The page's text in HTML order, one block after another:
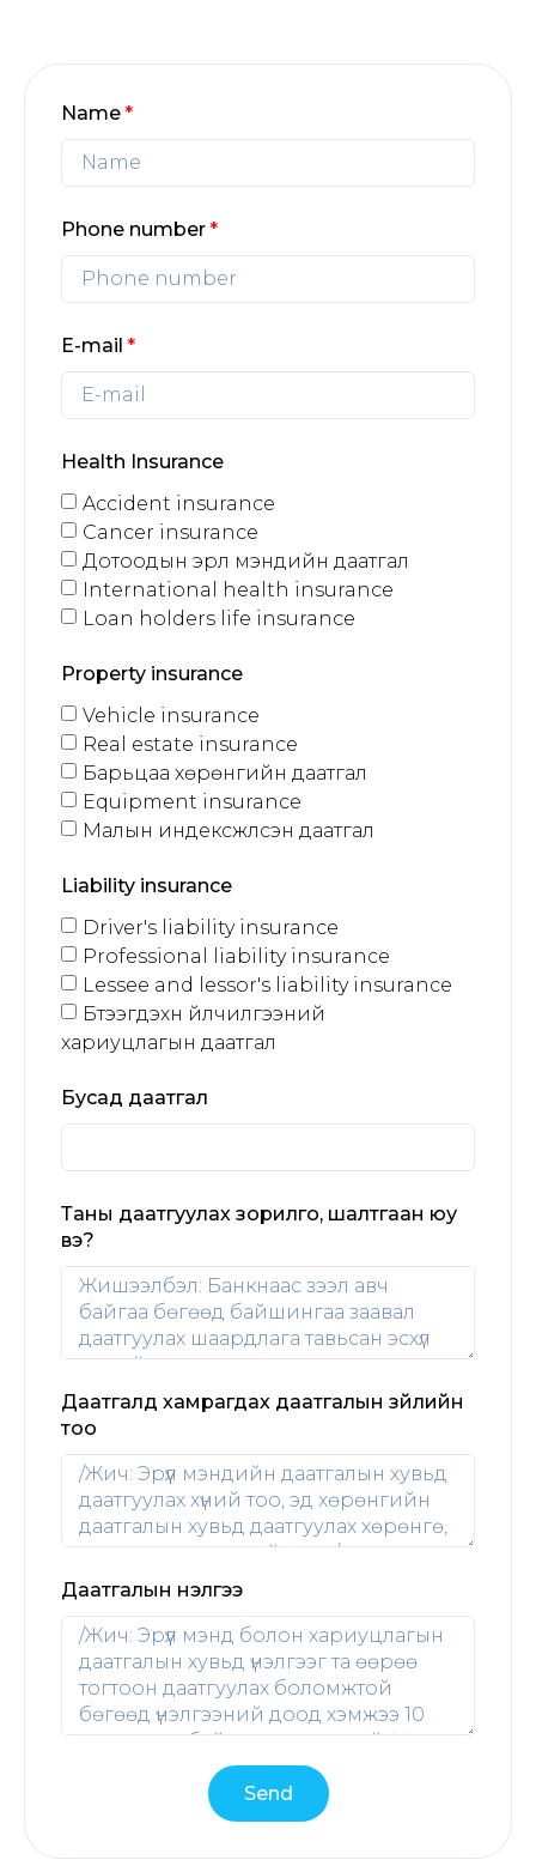
Name
Phone number
E-mail
Health Insurance
Accident insurance
Cancer insurance
Дотоодын эрүүл мэндийн даатгал
International health insurance
Loan holders life insurance
Property insurance
Vehicle insurance
Real estate insurance
Барьцаа хөрөнгийн даатгал
Equipment insurance
Малын индексжүүлсэн даатгал
Liability insurance
Driver's liability insurance
Professional liability insurance
Lessee and lessor's liability insurance
Бүтээгдэхүүн үйлчилгээний
хариуцлагын даатгал
Бусад даатгал
Таны даатгуулах зорилго, шалтгаан юу
вэ?
Даатгалд хамрагдах даатгалын зүйлийн
тоо
Даатгалын үнэлгээ
Send